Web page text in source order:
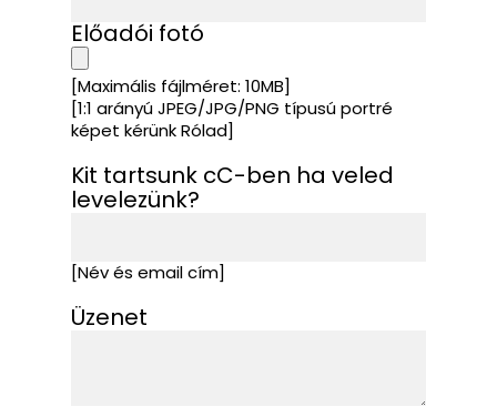
Előadói fotó
[Maximális fájlméret: 10MB]
[1:1 arányú JPEG/JPG/PNG típusú portré
képet kérünk Rólad]
Kit tartsunk cC-ben ha veled
levelezünk?
[Név és email cím]
Üzenet